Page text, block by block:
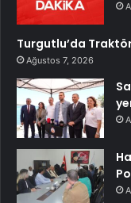
Turgutlu’da
Ağustos 7, 2026